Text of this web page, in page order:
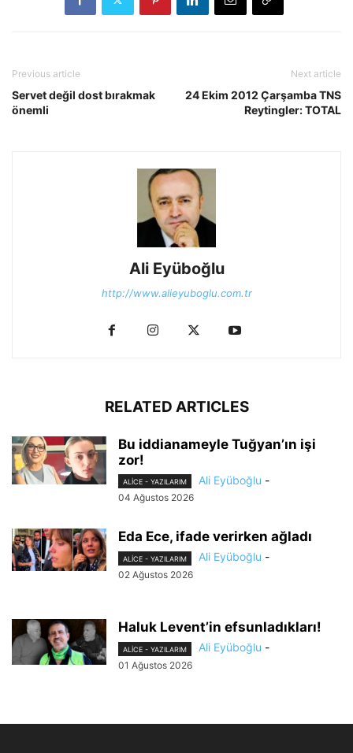
Previous article
Servet değil dost bırakmak
önemli
Next article
24 Ekim 2012 Çarşamba TNS
Reytingler: TOTAL
Ali Eyüboğlu
http://www.alieyuboglu.com.tr
RELATED ARTICLES
Bu iddianameyle Tuğyan’ın işi
zor!
ALİCE - YAZILARIM Ali Eyüboğlu -
04 Ağustos 2026
Eda Ece, ifade verirken ağladı
ALİCE - YAZILARIM Ali Eyüboğlu -
02 Ağustos 2026
Haluk Levent’in efsunladıkları!
ALİCE - YAZILARIM Ali Eyüboğlu -
01 Ağustos 2026